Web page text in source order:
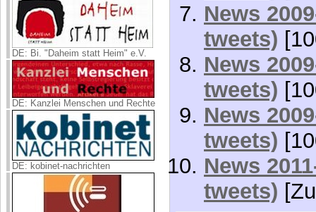
DE: Bi. "Daheim statt Heim" e.V.
DE: Kanzlei Menschen und Rechte
DE: kobinet-nachrichten
News
tweets)
News
tweets)
News
tweets)
News
tweets)